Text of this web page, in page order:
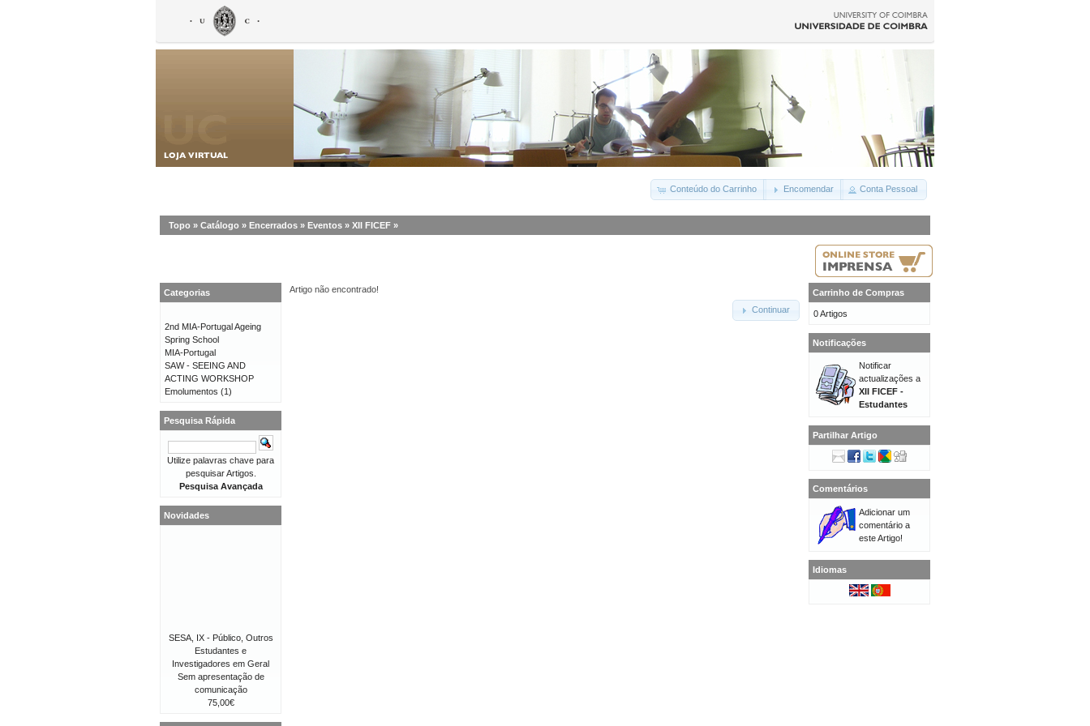
Conteúdo do Carrinho Encomendar Conta Pessoal
Topo » Catálogo » Encerrados » Eventos » XII FICEF »
Artigo não encontrado!
Continuar
Categorias
2nd MIA-Portugal Ageing
Spring School
MIA-Portugal
SAW - SEEING AND
ACTING WORKSHOP
Emolumentos (1)
Pesquisa Rápida
Utilize palavras chave para
pesquisar Artigos.
Pesquisa Avançada
Novidades
SESA, IX - Público, Outros
Estudantes e
Investigadores em Geral
Sem apresentação de
comunicação
75,00€
Carrinho de Compras
0 Artigos
Notificações
Notificar
actualizações a
XII FICEF -
Estudantes
Partilhar Artigo
Comentários
Adicionar um
comentário a
este Artigo!
Idiomas